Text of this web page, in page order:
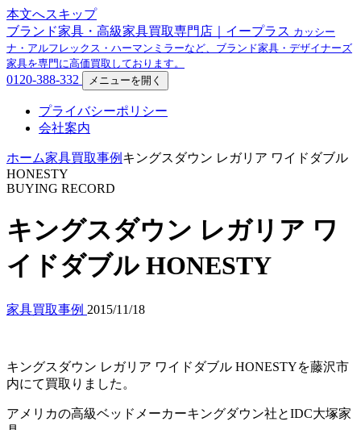
本文へスキップ
ブランド家具・高級家具買取専門店｜イープラス カッシー
ナ・アルフレックス・ハーマンミラーなど、ブランド家具・デザイナーズ
家具を専門に高価買取しております。
0120-388-332 メニューを開く
プライバシーポリシー
会社案内
ホーム家具買取事例 キングスダウン レガリア ワイドダブル
HONESTY
BUYING RECORD
キングスダウン レガリア ワ
イドダブル HONESTY
家具買取事例 2015/11/18
キングスダウン レガリア ワイドダブル HONESTYを藤沢市
内にて買取りました。
アメリカの高級ベッドメーカーキングダウン社とIDC大塚家